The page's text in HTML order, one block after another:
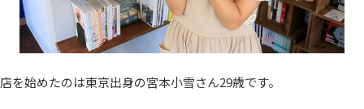
店を始めたのは東京出身の宮本小雪さん29歳です。